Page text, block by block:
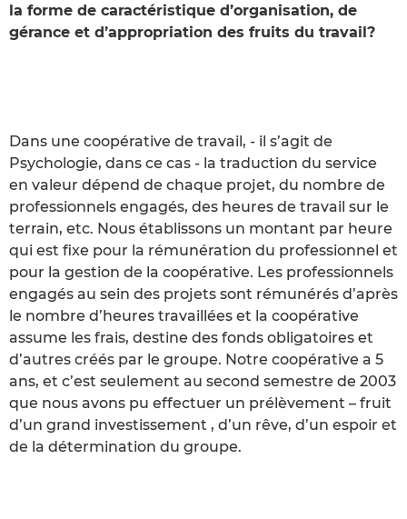
la forme de caractéristique d’organisation, de
gérance et d’appropriation des fruits du travail?
Dans une coopérative de travail, - il s’agit de
Psychologie, dans ce cas - la traduction du service
en valeur dépend de chaque projet, du nombre de
professionnels engagés, des heures de travail sur le
terrain, etc. Nous établissons un montant par heure
qui est fixe pour la rémunération du professionnel et
pour la gestion de la coopérative. Les professionnels
engagés au sein des projets sont rémunérés d’après
le nombre d’heures travaillées et la coopérative
assume les frais, destine des fonds obligatoires et
d’autres créés par le groupe. Notre coopérative a 5
ans, et c’est seulement au second semestre de 2003
que nous avons pu effectuer un prélèvement – fruit
d’un grand investissement , d’un rêve, d’un espoir et
de la détermination du groupe.